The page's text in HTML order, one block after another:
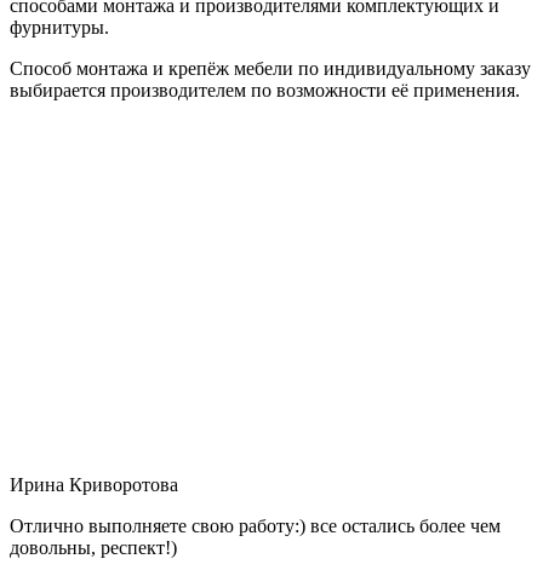
способами монтажа и производителями комплектующих и
фурнитуры.
Способ монтажа и крепёж мебели по индивидуальному заказу
выбирается производителем по возможности её применения.
Ирина Криворотова
Отлично выполняете свою работу:) все остались более чем
довольны, респект!)